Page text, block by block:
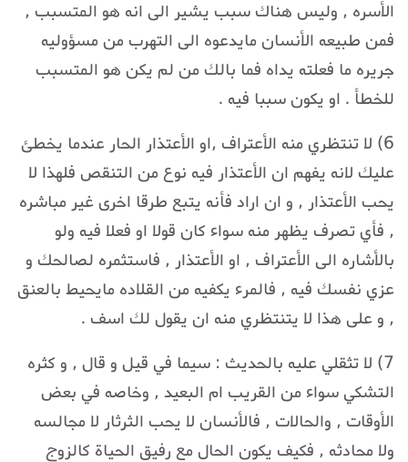
الأسره , وليس هناك سبب يشير الى انه هو المتسبب ,
فمن طبيعه الأنسان مايدعوه الى التهرب من مسؤوليه
جريره ما فعلته يداه فما بالك من لم يكن هو المتسبب
للخطأ . او يكون سببا فيه .
6) لا تنتظري منه الأعتراف ,او الأعتذار الحار عندما يخطئ
عليك لانه يفهم ان الأعتذار فيه نوع من التنقص فلهذا لا
يحب الأعتذار , و ان اراد فأنه يتبع طرقا اخرى غير مباشره
, فأي تصرف يظهر منه سواء كان قولا او فعلا فيه ولو
بالأشاره الى الأعتراف , او الأعتذار , فاستثمره لصالحك و
عزي نفسك فيه , فالمرء يكفيه من القلاده مايحيط بالعنق
, و على هذا لا يتنتظري منه ان يقول لك اسف .
7) لا تثقلي عليه بالحديث : سيما في قيل و قال , و كثره
التشكي سواء من القريب ام البعيد , وخاصه في بعض
الأوقات , والحالات , فالأنسان لا يحب الثرثار لا مجالسه
ولا محادثه , فكيف يكون الحال مع رفيق الحياة كالزوج